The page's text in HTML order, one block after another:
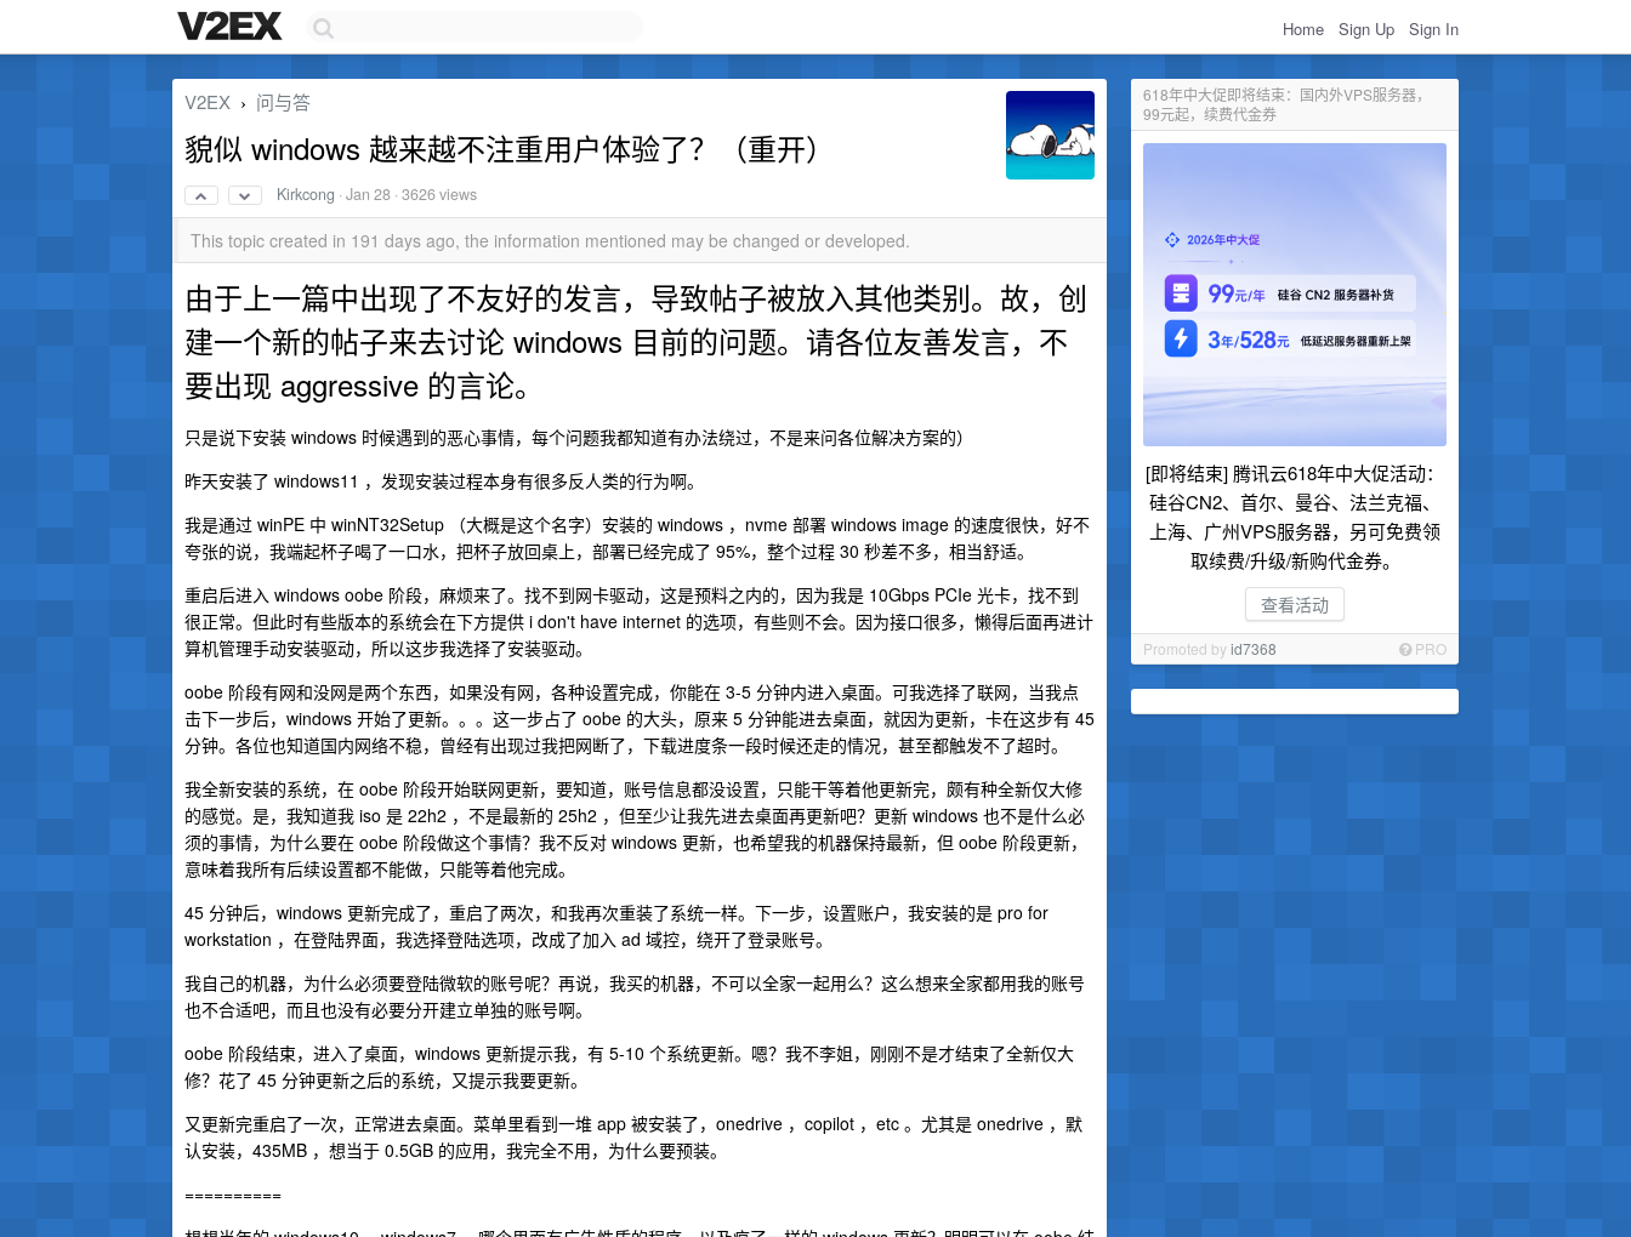
Home Sign Up Sign In
618年中大促即将结束：国内外VPS服务器，
99元起，续费代金券
[即将结束] 腾讯云618年中大促活动：
硅谷CN2、首尔、曼谷、法兰克福、
上海、广州VPS服务器，另可免费领
取续费/升级/新购代金券。
查看活动
Promoted byid7368 PRO
V2EX › 问与答
貌似 windows 越来越不注重用户体验了？（重开）
Kirkcong ·Jan 28 · 3626 views
This topic created in 191 days ago, the information mentioned may be changed or developed.
由于上一篇中出现了不友好的发言，导致帖子被放入其他类别。故，创
建一个新的帖子来去讨论 windows 目前的问题。请各位友善发言，不
要出现 aggressive 的言论。
只是说下安装 windows 时候遇到的恶心事情，每个问题我都知道有办法绕过，不是来问各位解决方案的）
昨天安装了 windows11 ，发现安装过程本身有很多反人类的行为啊。
我是通过 winPE 中 winNT32Setup （大概是这个名字）安装的 windows ，nvme 部署 windows image 的速度很快，好不
夸张的说，我端起杯子喝了一口水，把杯子放回桌上，部署已经完成了 95%，整个过程 30 秒差不多，相当舒适。
重启后进入 windows oobe 阶段，麻烦来了。找不到网卡驱动，这是预料之内的，因为我是 10Gbps PCIe 光卡，找不到
很正常。但此时有些版本的系统会在下方提供 i don't have internet 的选项，有些则不会。因为接口很多，懒得后面再进计
算机管理手动安装驱动，所以这步我选择了安装驱动。
oobe 阶段有网和没网是两个东西，如果没有网，各种设置完成，你能在 3-5 分钟内进入桌面。可我选择了联网，当我点
击下一步后，windows 开始了更新。。。这一步占了 oobe 的大头，原来 5 分钟能进去桌面，就因为更新，卡在这步有 45
分钟。各位也知道国内网络不稳，曾经有出现过我把网断了，下载进度条一段时候还走的情况，甚至都触发不了超时。
我全新安装的系统，在 oobe 阶段开始联网更新，要知道，账号信息都没设置，只能干等着他更新完，颇有种全新仅大修
的感觉。是，我知道我 iso 是 22h2 ，不是最新的 25h2 ，但至少让我先进去桌面再更新吧？更新 windows 也不是什么必
须的事情，为什么要在 oobe 阶段做这个事情？我不反对 windows 更新，也希望我的机器保持最新，但 oobe 阶段更新，
意味着我所有后续设置都不能做，只能等着他完成。
45 分钟后，windows 更新完成了，重启了两次，和我再次重装了系统一样。下一步，设置账户，我安装的是 pro for
workstation ，在登陆界面，我选择登陆选项，改成了加入 ad 域控，绕开了登录账号。
我自己的机器，为什么必须要登陆微软的账号呢？再说，我买的机器，不可以全家一起用么？这么想来全家都用我的账号
也不合适吧，而且也没有必要分开建立单独的账号啊。
oobe 阶段结束，进入了桌面，windows 更新提示我，有 5-10 个系统更新。嗯？我不李姐，刚刚不是才结束了全新仅大
修？花了 45 分钟更新之后的系统，又提示我要更新。
又更新完重启了一次，正常进去桌面。菜单里看到一堆 app 被安装了，onedrive ，copilot ，etc 。尤其是 onedrive ，默
认安装，435MB ，想当于 0.5GB 的应用，我完全不用，为什么要预装。
==========